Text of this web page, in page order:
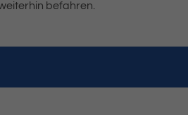
befahren.